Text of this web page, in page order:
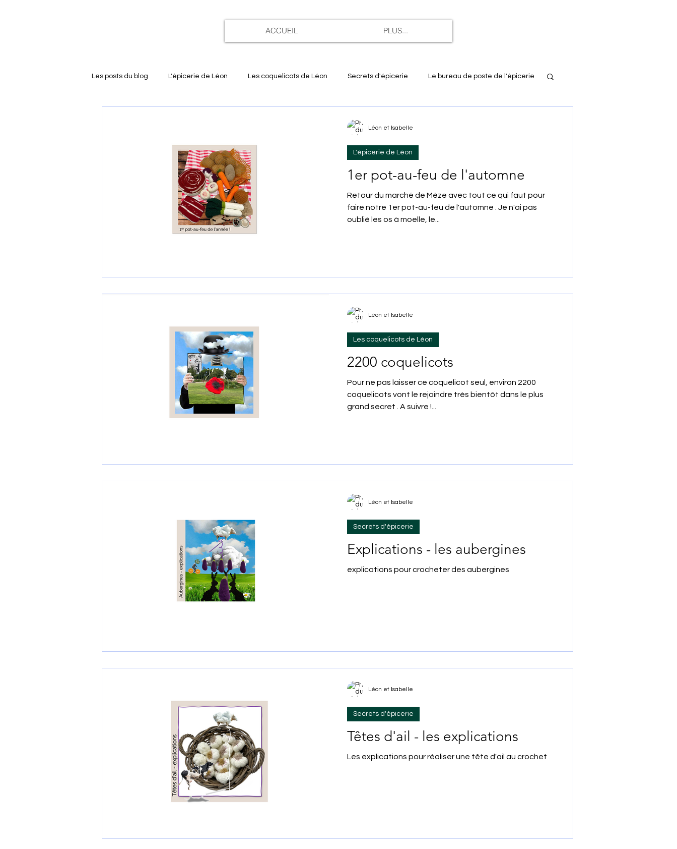
ACCUEIL PLUS...
Les posts du blog L'épicerie de Léon Les coquelicots de Léon Secrets d'épicerie Le bureau de poste de l'épicerie
1er pot-au-feu de l'automne
Retour du marché de Mèze avec tout ce qui faut pour
faire notre 1er pot-au-feu de l'automne . Je n'ai pas
oublié les os à moelle, le...
L'épicerie de Léon
Léon et Isabelle
2200 coquelicots
Pour ne pas laisser ce coquelicot seul, environ 2200
coquelicots vont le rejoindre très bientôt dans le plus
grand secret . A suivre !...
Les coquelicots de Léon
Léon et Isabelle
Explications - les aubergines
explications pour crocheter des aubergines
Secrets d'épicerie
Léon et Isabelle
Têtes d'ail - les explications
Les explications pour réaliser une tête d'ail au crochet
Secrets d'épicerie
Léon et Isabelle